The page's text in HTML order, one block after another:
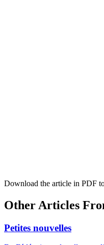
Download the article in PDF
Other Articles
Petites nouvelles